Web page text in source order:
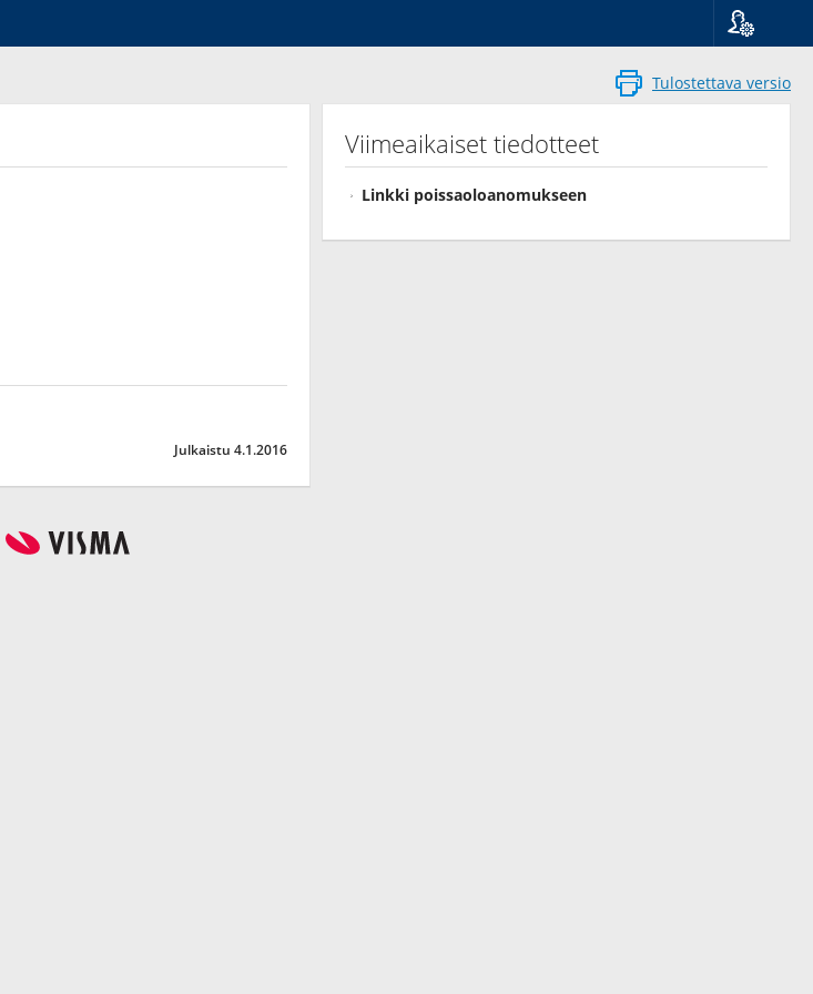
Suomi
Svenska
Julkaistu 4.1.2016
Tulostettava versio
Viimeaikaiset tiedotteet
Linkki poissaoloanomukseen